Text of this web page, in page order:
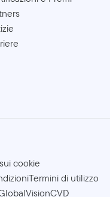
cookie
Termini di utilizzo
CVD